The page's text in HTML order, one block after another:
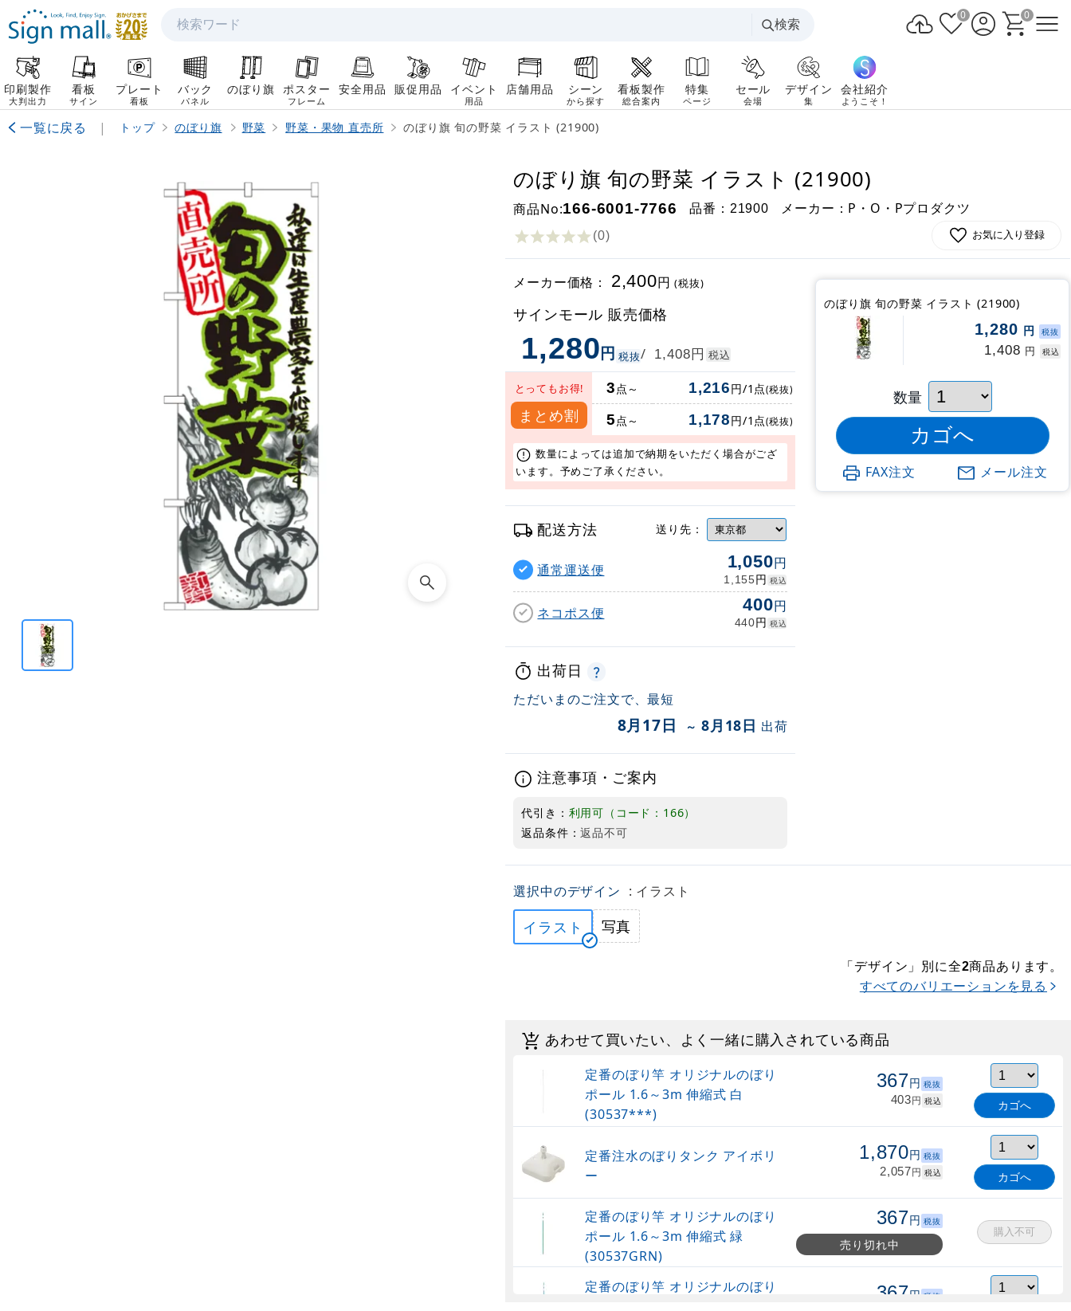
検索
検索
0 0
印刷製作
大判出力
看板
サイン
プレート
看板
バック
パネル
のぼり旗 ポスター
フレーム
安全用品 販促用品 イベント
用品
店舗用品 シーン
から探す
看板製作
総合案内
特集
ページ
セール
会場
デザイン
集
会社紹介
ようこそ！
一覧に戻る | トップ のぼり旗 野菜 野菜・果物 直売所 のぼり旗 旬の野菜 イラスト (21900)
のぼり旗 旬の野菜 イラスト (21900)
商品No:166-6001-7766 品番： 21900 メーカー：P・O・Pプロダクツ
(0) お気に入り登録
メーカー価格： 2,400円(税抜)
サインモール 販売価格
1,280円 税抜/ 1,408円 税込
とってもお得!
まとめ割
3点～ 1,216円/1点(税抜)
5点～ 1,178円/1点(税抜)
数量によっては追加で納期をいただく場合がござ
います。予めご了承ください。
配送方法 送り先：
通常運送便 1,050円
1,155円 税込
ネコポス便 400円
440円 税込
出荷日
ただいまのご注文で、最短
8月17日 ～ 8月18日 出荷
注意事項・ご案内
代引き： 利用可（コード：166）
返品条件：返品不可
のぼり旗 旬の野菜 イラスト (21900)
1,280 円 税抜
1,408 円 税込
数量
FAX注文 メール注文
選択中のデザイン : イラスト
イラスト 写真
「デザイン」別に全2商品あります。
すべてのバリエーションを見る
あわせて買いたい、よく一緒に購入されている商品
定番のぼり竿 オリジナルのぼり
ポール 1.6～3m 伸縮式 白
(30537***)
367円 税抜
403円 税込 カゴへ
定番注水のぼりタンク アイボリ
ー
1,870円 税抜
2,057円 税込 カゴへ
定番のぼり竿 オリジナルのぼり
ポール 1.6～3m 伸縮式 緑
(30537GRN)
367円 税抜
売り切れ中
購入不可
定番のぼり竿 オリジナルのぼり
367円 税抜